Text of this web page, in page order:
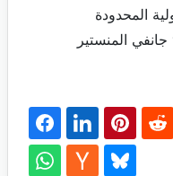
المحدودة